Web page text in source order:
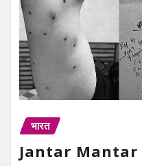
भारत
Jantar Mantar